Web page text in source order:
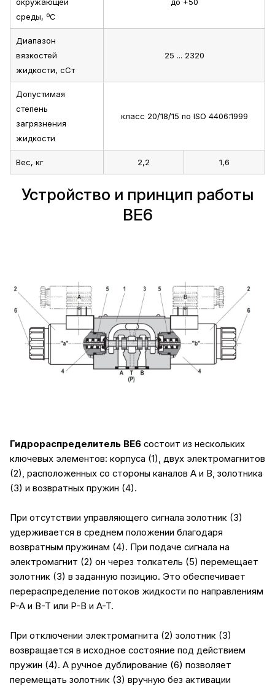
среды, ºС
Диапазон
вязкостей
жидкости, сСт
25 ... 2320
Допустимая
степень
загрязнения
жидкости
класс 20/18/15 по ISO 4406:1999
Вес, кг 2,2 1,6
Устройство и принцип работы
ВЕ6
Гидрораспределитель ВЕ6 состоит из нескольких
ключевых элементов: корпуса (1), двух электромагнитов
(2), расположенных со стороны каналов А и В, золотника
(3) и возвратных пружин (4).
При отсутствии управляющего сигнала золотник (3)
удерживается в среднем положении благодаря
возвратным пружинам (4). При подаче сигнала на
электромагнит (2) он через толкатель (5) перемещает
золотник (3) в заданную позицию. Это обеспечивает
перераспределение потоков жидкости по направлениям
P-A и B-T или P-B и A-T.
При отключении электромагнита (2) золотник (3)
возвращается в исходное состояние под действием
пружин (4). А ручное дублирование (6) позволяет
перемещать золотник (3) вручную без активации